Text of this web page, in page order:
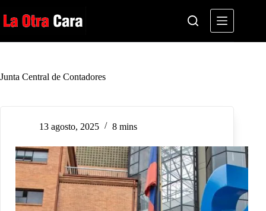
al
contenido
Junta Central de Contadores
13 agosto, 2025 8 mins